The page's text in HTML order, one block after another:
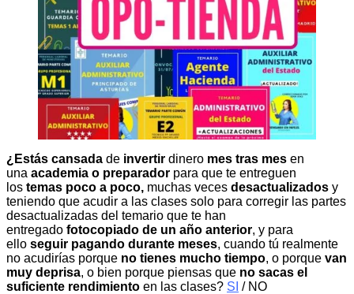
¿Estás cansada de invertir dinero mes tras mes en
una academia o preparador para que te entreguen
los temas poco a poco, muchas veces desactualizados y
teniendo que acudir a las clases solo para corregir las partes
desactualizadas del temario que te han
entregado fotocopiado de un año anterior, y para
ello seguir pagando durante meses, cuando tú realmente
no acudirías porque no tienes mucho tiempo, o porque van
muy deprisa, o bien porque piensas que no sacas el
suficiente rendimiento en las clases? SI / NO